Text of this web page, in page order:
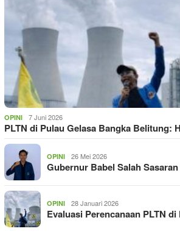
OPINI 7 Juni 2026
PLTN di Pulau Gelasa Bangka Belitung:
OPINI 26 Mei 2026
Gubernur Babel Salah
OPINI 28 Januari 2026
Evaluasi Perencanaan PLTN